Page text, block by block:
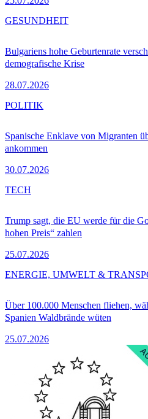
Bulgariens hohe Geburtenrate
demografische Krise
28.07.2026
GESUNDHEIT
Spanische Enklave von Migranten
ankommen
30.07.2026
POLITIK
Trump sagt, die EU werde für die
hohen Preis“ zahlen
25.07.2026
TECH
Über 100.000 Menschen fliehen,
Spanien Waldbrände wüten
25.07.2026
ENERGIE, UMWELT &